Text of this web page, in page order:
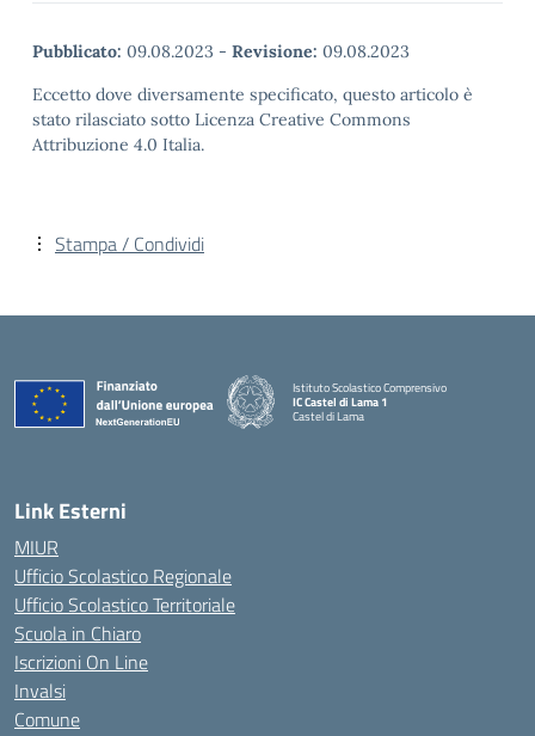
Pubblicato: 09.08.2023 - Revisione: 09.08.2023
Eccetto dove diversamente specificato, questo articolo è
stato rilasciato sotto Licenza Creative Commons
Attribuzione 4.0 Italia.
Stampa / Condividi
Istituto Scolastico Comprensivo
IC Castel di Lama 1
Castel di Lama
Link Esterni
MIUR
Ufficio Scolastico Regionale
Ufficio Scolastico Territoriale
Scuola in Chiaro
Iscrizioni On Line
Invalsi
Comune